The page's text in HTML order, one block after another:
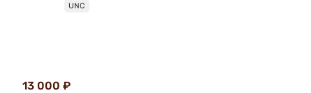
UNC
13 000 ₽